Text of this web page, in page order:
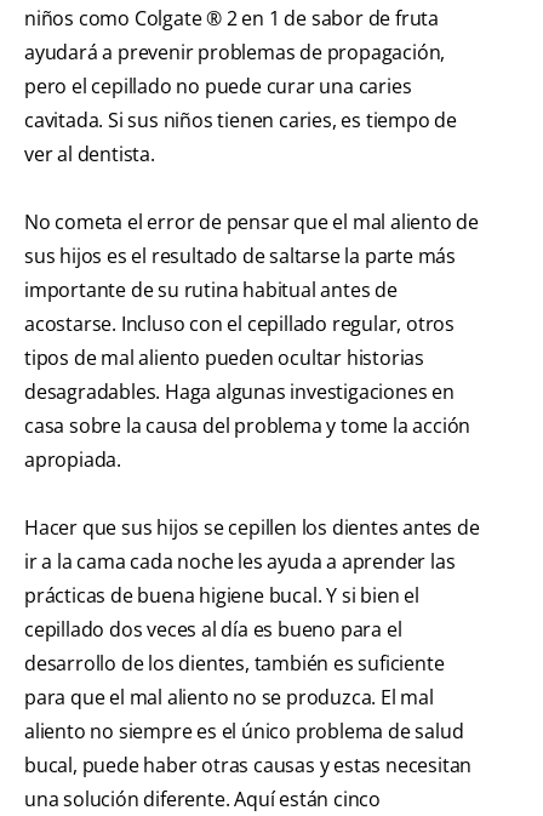
niños como Colgate ® 2 en 1 de sabor de fruta
ayudará a prevenir problemas de propagación,
pero el cepillado no puede curar una caries
cavitada. Si sus niños tienen caries, es tiempo de
ver al dentista.
No cometa el error de pensar que el mal aliento de
sus hijos es el resultado de saltarse la parte más
importante de su rutina habitual antes de
acostarse. Incluso con el cepillado regular, otros
tipos de mal aliento pueden ocultar historias
desagradables. Haga algunas investigaciones en
casa sobre la causa del problema y tome la acción
apropiada.
Hacer que sus hijos se cepillen los dientes antes de
ir a la cama cada noche les ayuda a aprender las
prácticas de buena higiene bucal. Y si bien el
cepillado dos veces al día es bueno para el
desarrollo de los dientes, también es suficiente
para que el mal aliento no se produzca. El mal
aliento no siempre es el único problema de salud
bucal, puede haber otras causas y estas necesitan
una solución diferente. Aquí están cinco